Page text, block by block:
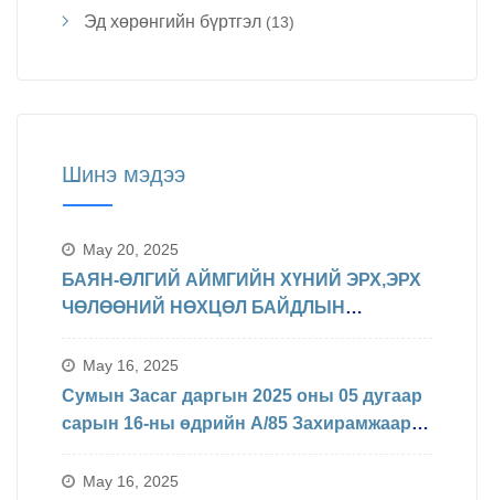
Эд хөрөнгийн бүртгэл (13)
Шинэ мэдээ
May 20, 2025
БАЯН-ӨЛГИЙ АЙМГИЙН ХҮНИЙ ЭРХ,ЭРХ
ЧӨЛӨӨНИЙ НӨХЦӨЛ БАЙДЛЫН
May 16, 2025
Сумын Засаг даргын 2025 оны 05 дугаар
сарын 16-ны өдрийн А/85 Захирамжаар
явагдахаар болсон.
May 16, 2025